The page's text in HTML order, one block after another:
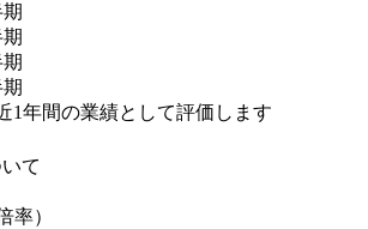
1年間の業績として評価します
て
率）